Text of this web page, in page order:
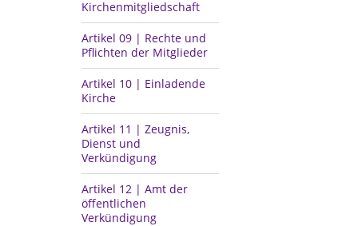
Kirchenmitgliedschaft
Artikel 09 | Rechte und
Pflichten der Mitglieder
Artikel 10 | Einladende
Kirche
Artikel 11 | Zeugnis,
Dienst und
Verkündigung
Artikel 12 | Amt der
öffentlichen
Verkündigung